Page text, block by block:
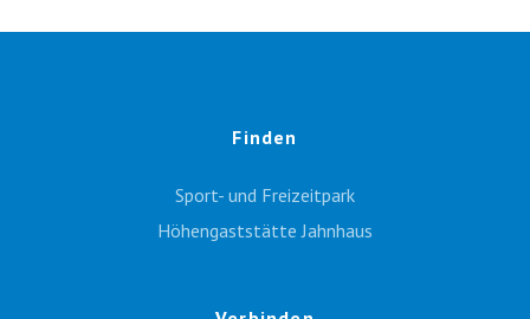
Finden
Sport- und Freizeitpark
Höhengaststätte Jahnhaus